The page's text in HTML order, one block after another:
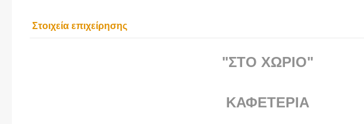
Στοιχεία επιχείρησης
"ΣΤΟ ΧΩΡΙΟ"
ΚΑΦΕΤΕΡΙΑ